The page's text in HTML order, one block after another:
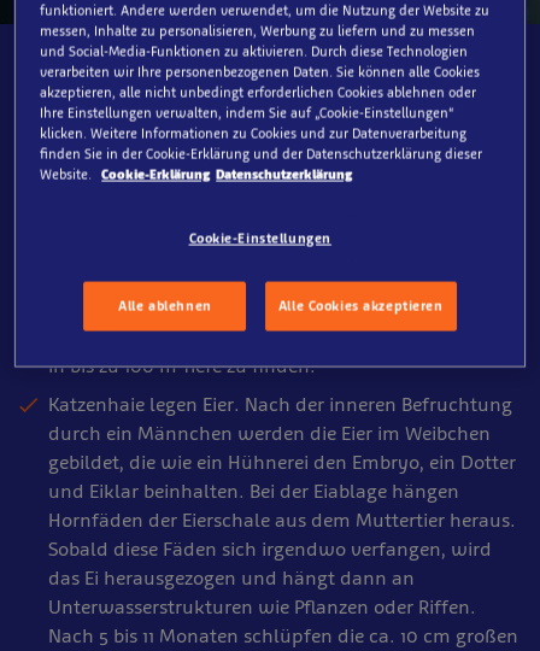
Kleingefleckter Katzenhai
Scyliorhinus canicula
Schon gewusst?
Atlantik sowie der Nordsee und dem Mittelmeer.
sind sie in der Ostsee nicht verbreitet.
Katzenhaie leben am Liebsten in Bodennähe und sind
in bis zu 100 m Tiefe zu finden.
Katzenhaie legen Eier. Nach der inneren Befruchtung
durch ein Männchen werden die Eier im Weibchen
gebildet, die wie ein Hühnerei den Embryo, ein Dotter
und Eiklar beinhalten. Bei der Eiablage hängen
Hornfäden der Eierschale aus dem Muttertier heraus.
Sobald diese Fäden sich irgendwo verfangen, wird
das Ei herausgezogen und hängt dann an
Unterwasserstrukturen wie Pflanzen oder Riffen.
Nach 5 bis 11 Monaten schlüpfen die ca. 10 cm großen
funktioniert. Andere werden verwendet, um die Nutzung der Website zu
messen, Inhalte zu personalisieren, Werbung zu liefern und zu messen
und Social-Media-Funktionen zu aktivieren. Durch diese Technologien
verarbeiten wir Ihre personenbezogenen Daten. Sie können alle Cookies
akzeptieren, alle nicht unbedingt erforderlichen Cookies ablehnen oder
Ihre Einstellungen verwalten, indem Sie auf „Cookie-Einstellungen“
klicken. Weitere Informationen zu Cookies und zur Datenverarbeitung
finden Sie in der Cookie-Erklärung und der Datenschutzerklärung dieser
Website.
Cookie-Erklärung Datenschutzerklärung
Cookie-Einstellungen
Alle ablehnen Alle Cookies akzeptieren